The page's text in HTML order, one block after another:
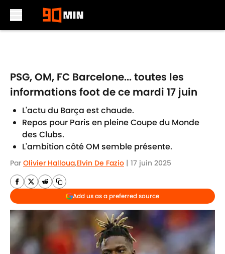
PSG, OM, FC Barcelone... toutes les
informations foot de ce mardi 17 juin
L'actu du Barça est chaude.
Repos pour Paris en pleine Coupe du Monde
des Clubs.
L'ambition côté OM semble présente.
Par Olivier Halloua,Elvin De Fazio | 17 juin 2025
Add us as a preferred source